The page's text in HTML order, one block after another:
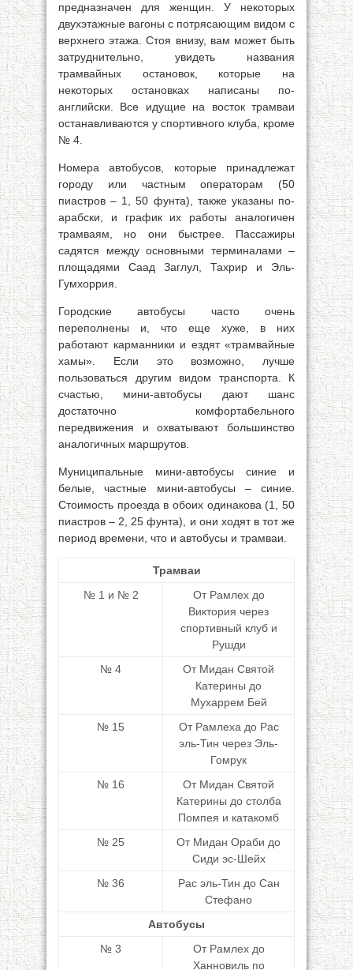
предназначен для женщин. У некоторых
двухэтажные вагоны с потрясающим видом с
верхнего этажа. Стоя внизу, вам может быть
затруднительно, увидеть названия
трамвайных остановок, которые на
некоторых остановках написаны по-
английски. Все идущие на восток трамваи
останавливаются у спортивного клуба, кроме
№ 4.
Номера автобусов, которые принадлежат
городу или частным операторам (50
пиастров – 1, 50 фунта), также указаны по-
арабски, и график их работы аналогичен
трамваям, но они быстрее. Пассажиры
садятся между основными терминалами –
площадями Саад Заглул, Тахрир и Эль-
Гумхоррия.
Городские автобусы часто очень
переполнены и, что еще хуже, в них
работают карманники и ездят «трамвайные
хамы». Если это возможно, лучше
пользоваться другим видом транспорта. К
счастью, мини-автобусы дают шанс
достаточно комфортабельного
передвижения и охватывают большинство
аналогичных маршрутов.
Муниципальные мини-автобусы синие и
белые, частные мини-автобусы – синие.
Стоимость проезда в обоих одинакова (1, 50
пиастров – 2, 25 фунта), и они ходят в тот же
период времени, что и автобусы и трамваи.
Трамваи
№ 1 и № 2
От Рамлех до
Виктория через
спортивный клуб и
Рушди
№ 4
От Мидан Святой
Катерины до
Мухаррем Бей
№ 15
От Рамлеха до Рас
эль-Тин через Эль-
Гомрук
№ 16
От Мидан Святой
Катерины до столба
Помпея и катакомб
№ 25
От Мидан Ораби до
Сиди эс-Шейх
№ 36
Рас эль-Тин до Сан
Стефано
Автобусы
№ 3
От Рамлех до
Ханновиль по